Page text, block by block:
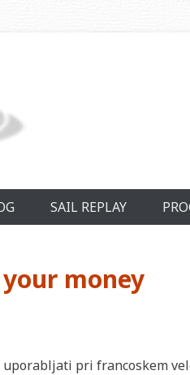
SAIL REPLAY
money
pri francoskem